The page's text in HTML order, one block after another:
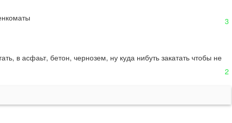
3
в асфаьт, бетон, чернозем, ну куда нибуть закатать чтобы не
2